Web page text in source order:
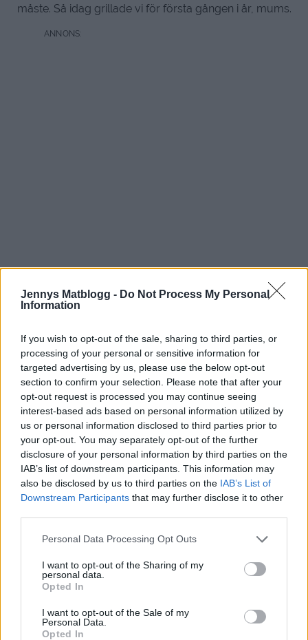
Jennys Matblogg - Do Not Process My Personal
Information
If you wish to opt-out of the sale, sharing to third parties, or
processing of your personal or sensitive information for
targeted advertising by us, please use the below opt-out
section to confirm your selection. Please note that after your
opt-out request is processed you may continue seeing
interest-based ads based on personal information utilized by
us or personal information disclosed to third parties prior to
your opt-out. You may separately opt-out of the further
disclosure of your personal information by third parties on the
IAB’s list of downstream participants. This information may
also be disclosed by us to third parties on the IAB’s List of
Downstream Participants that may further disclose it to other
Personal Data Processing Opt Outs
I want to opt-out of the Sharing of my
personal data.
Opted In
I want to opt-out of the Sale of my
Personal Data.
Opted In
måste. Så idag grillade vi för första gången i år, mums.